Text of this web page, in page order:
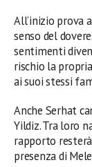
All’inizio prova
senso del
sentimenti
rischio la
ai suoi stessi
Anche Serhat
Yildiz. Tra loro
rapporto
presenza di